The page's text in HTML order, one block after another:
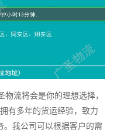
流将会是你的理想选择，
有多年的货运经验，致力
我公司可以根据客户的需